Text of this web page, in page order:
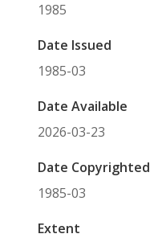
1985
Date Issued
1985-03
Date Available
2026-03-23
Date Copyrighted
1985-03
Extent